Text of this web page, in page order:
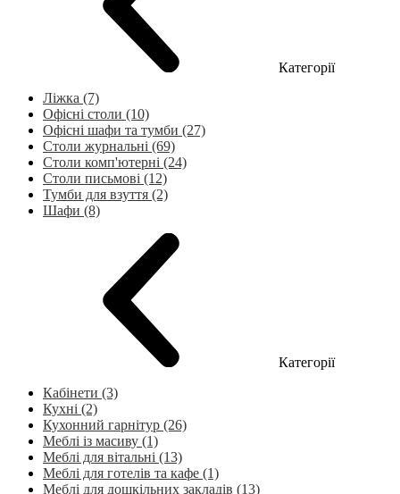
Категорії
Ліжка (7)
Офісні столи (10)
Офісні шафи та тумби (27)
Столи журнальні (69)
Столи комп'ютерні (24)
Столи письмові (12)
Тумби для взуття (2)
Шафи (8)
Категорії
Кабінети (3)
Кухні (2)
Кухонний гарнітур (26)
Меблі із масиву (1)
Меблі для вітальні (13)
Меблі для готелів та кафе (1)
Меблі для дошкільних закладів (13)